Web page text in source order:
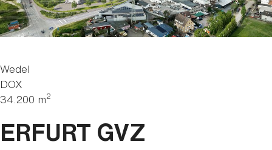
Wedel
DOX
34.200 m2
ERFURT GVZ